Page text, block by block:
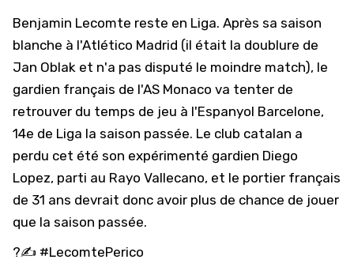
Benjamin Lecomte reste en Liga. Après sa saison
blanche à l'Atlético Madrid (il était la doublure de
Jan Oblak et n'a pas disputé le moindre match), le
gardien français de l'AS Monaco va tenter de
retrouver du temps de jeu à l'Espanyol Barcelone,
14e de Liga la saison passée. Le club catalan a
perdu cet été son expérimenté gardien Diego
Lopez, parti au Rayo Vallecano, et le portier français
de 31 ans devrait donc avoir plus de chance de jouer
que la saison passée.
?✍️ #LecomtePerico